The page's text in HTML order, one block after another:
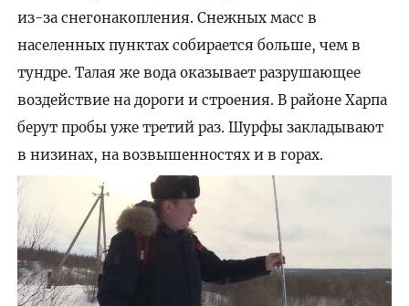
из-за снегонакопления. Снежных масс в
населенных пунктах собирается больше, чем в
тундре. Талая же вода оказывает разрушающее
воздействие на дороги и строения. В районе Харпа
берут пробы уже третий раз. Шурфы закладывают
в низинах, на возвышенностях и в горах.